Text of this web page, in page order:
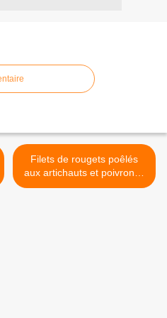
Filets de rougets poêlés
aux artichauts et poivrons :
>